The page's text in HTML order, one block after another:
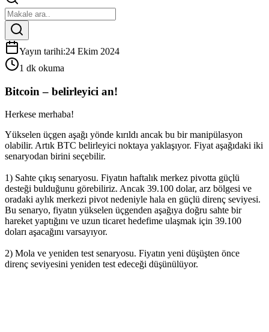
Yayın tarihi:24 Ekim 2024
1 dk okuma
Bitcoin – belirleyici an!
Herkese merhaba!
Yükselen üçgen aşağı yönde kırıldı ancak bu bir manipülasyon
olabilir. Artık BTC belirleyici noktaya yaklaşıyor. Fiyat aşağıdaki iki
senaryodan birini seçebilir.
1) Sahte çıkış senaryosu. Fiyatın haftalık merkez pivotta güçlü
desteği bulduğunu görebiliriz. Ancak 39.100 dolar, arz bölgesi ve
oradaki aylık merkezi pivot nedeniyle hala en güçlü direnç seviyesi.
Bu senaryo, fiyatın yükselen üçgenden aşağıya doğru sahte bir
hareket yaptığını ve uzun ticaret hedefime ulaşmak için 39.100
doları aşacağını varsayıyor.
2) Mola ve yeniden test senaryosu. Fiyatın yeni düşüşten önce
direnç seviyesini yeniden test edeceği düşünülüyor.